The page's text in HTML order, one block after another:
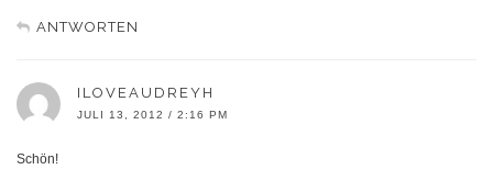
ANTWORTEN
ILOVEAUDREYH
JULI 13, 2012 / 2:16 PM
Schön!